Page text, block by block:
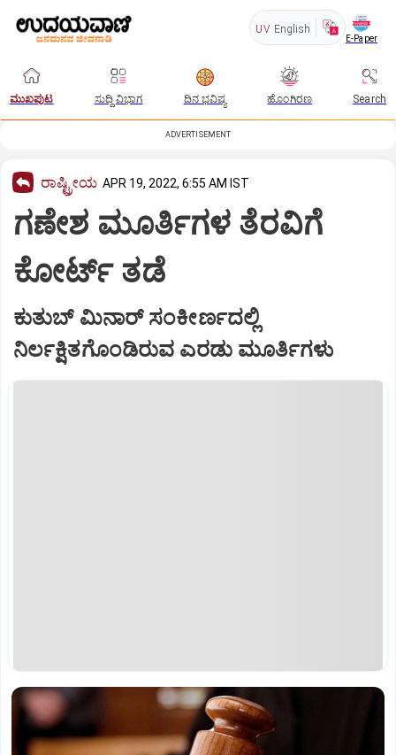
UV English
E-Paper
ಮುಖಪುಟ ಸುದ್ದಿ ವಿಭಾಗ ದಿನ ಭವಿಷ್ಯ ಹೊಂಗಿರಣ Search
ADVERTISEMENT
ರಾಷ್ಟ್ರೀಯ APR 19, 2022, 6:55 AM IST
ಗಣೇಶ ಮೂರ್ತಿಗಳ ತೆರವಿಗೆ
ಕೋರ್ಟ್‌ ತಡೆ
ಕುತುಬ್‌ ಮಿನಾರ್‌ ಸಂಕೀರ್ಣದಲ್ಲಿ
ನಿರ್ಲಕ್ಷಿತಗೊಂಡಿರುವ ಎರಡು ಮೂರ್ತಿಗಳು